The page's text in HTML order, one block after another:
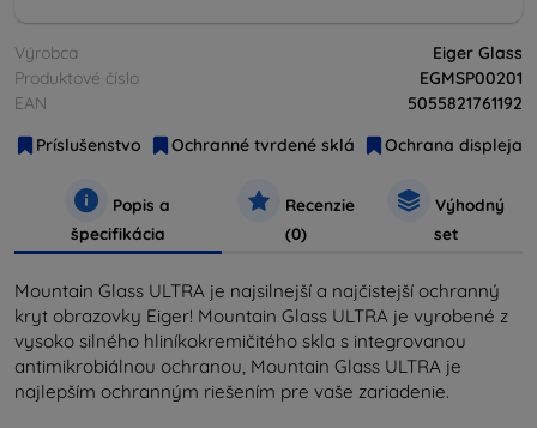
Výrobca
Eiger Glass
Produktové číslo
EGMSP00201
EAN
5055821761192
Príslušenstvo
Ochranné tvrdené sklá Ochrana displeja
Popis a
špecifikácia
Recenzie
(0)
Výhodný
set
Mountain Glass ULTRA je najsilnejší a najčistejší ochranný
kryt obrazovky Eiger! Mountain Glass ULTRA je vyrobené z
vysoko silného hliníkokremičitého skla s integrovanou
antimikrobiálnou ochranou, Mountain Glass ULTRA je
najlepším ochranným riešením pre vaše zariadenie.